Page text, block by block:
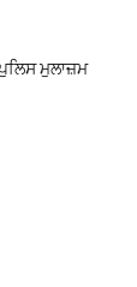
ਮੁਲਾਜ਼ਮ